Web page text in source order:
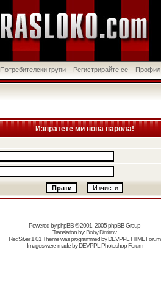
Потребителски групи Регистрирайте се Профил
Изпратете ми нова парола!
Powered byphpBB© 2001, 2005 phpBB Group
Translation by:Boby Dimitrov
RedSilver 1.01 Theme was programmed byDEVPPL HTML Forum
Images were made byDEVPPL Photoshop Forum